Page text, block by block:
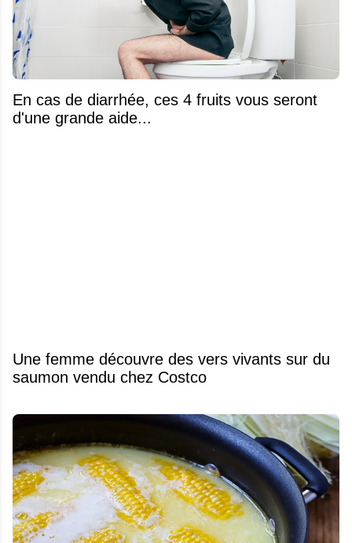
En cas de diarrhée, ces 4 fruits vous seront
d'une grande aide...
Une femme découvre des vers vivants sur du
saumon vendu chez Costco